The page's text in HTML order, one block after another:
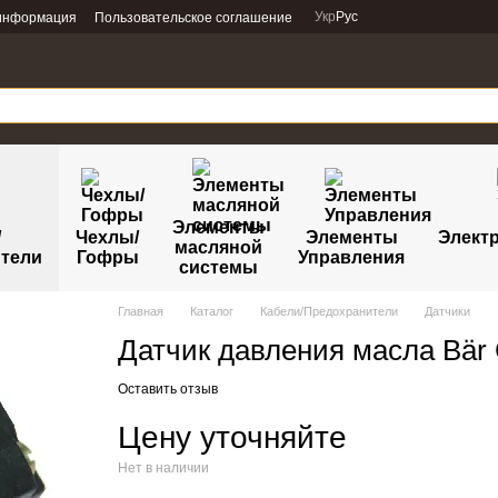
Пользовательское соглашение Укр Рус
Чехлы/
Гофры
Элементы
масляной
системы
Элементы
Управления
Главная Каталог Кабели/Предохранители Датчики
Датчик давления масла Bär
Оставить отзыв
Цену уточняйте
Нет в наличии